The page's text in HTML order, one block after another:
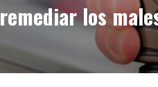
los